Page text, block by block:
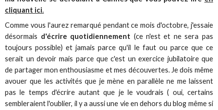
cliquant ici.
Comme vous l'aurez remarqué pendant ce mois d'octobre, j'essaie
désormais d'écrire quotidiennement (ce n'est et ne sera pas
toujours possible) et jamais parce qu'il le faut ou parce que ce
serait un devoir mais parce que c'est un exercice jubilatoire que
de partager mon enthousiasme et mes découvertes. Je dois même
avouer que les activités que je mène en parallèle ne me laissent
pas le temps d'écrire autant que je le voudrais ( oui, certains
sembleraient l'oublier, il y a aussi une vie en dehors du blog même si